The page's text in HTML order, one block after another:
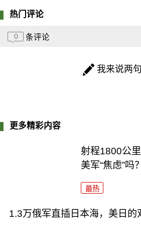
热门评论
0 条评论
我来说两句
更多精彩内容
射程1800公
美军“焦虑”吗？
最热
1.3万俄军直插日本海，美日的